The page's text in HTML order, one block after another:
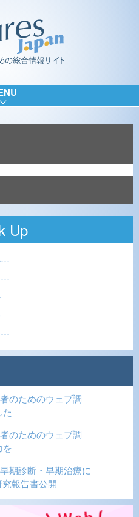
Up
…
…
…
のためのウェブ調
のためのウェブ調
を
期診断・早期治療に
報告書公開